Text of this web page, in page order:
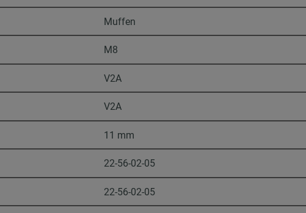
Muffen
M8
V2A
V2A
11 mm
22-56-02-05
22-56-02-05